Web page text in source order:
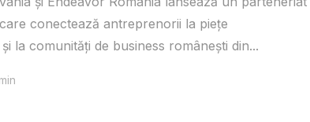
conectează antreprenorii la piețe
la comunități de business românești din...
min